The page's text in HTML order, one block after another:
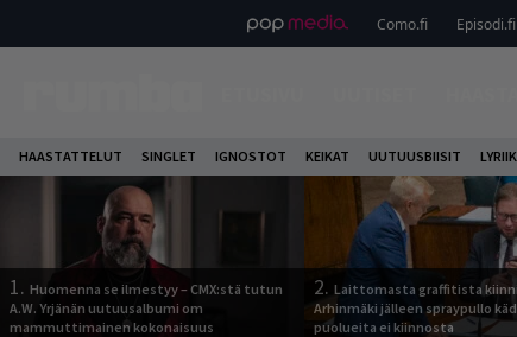
Como.fi Episodi.fi
HAASTATTELUT SINGLET IGNOSTOT KEIKAT UUTUUSBIISIT
1. Huomenna se ilmestyy – CMX:stä tutun
A.W. Yrjänän uutuusalbumi om
mammuttimainen kokonaisuus
2. Laittomasta graffitista kiinni
Arhinmäki jälleen spraypullo
puolueita ei kiinnosta